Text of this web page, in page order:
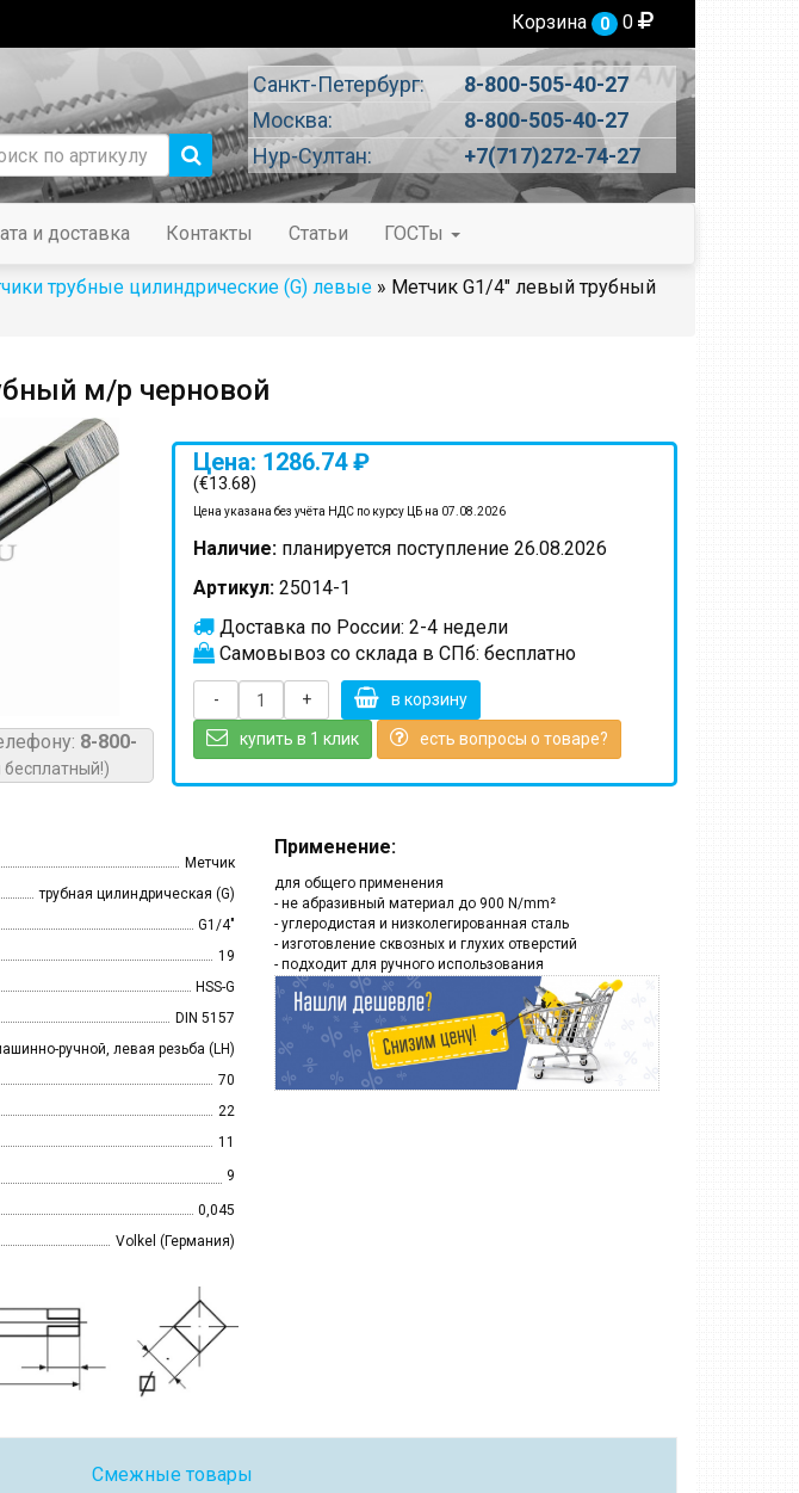
Корзина 0 0
Санкт-Петербург:
8-800-505-40-27
Москва:
8-800-505-40-27
Нур-Султан:
+7(717)272-74-27
и доставка Контакты Статьи ГОСТы
трубные цилиндрические (G) левые » Метчик G1/4" левый трубный
м/р черновой
8-800-
бесплатный!)
Цена: 1286.74 ₽
(€13.68)
Цена указана без учёта НДС по курсу ЦБ на 07.08.2026
Наличие: планируется поступление 26.08.2026
Артикул: 25014-1
Доставка по России: 2-4 недели
Самовывоз со склада в СПб: бесплатно
- + в корзину
купить в 1 клик есть вопросы о товаре?
Метчик
трубная цилиндрическая (G)
G1/4"
19
HSS-G
DIN 5157
ручной, левая резьба (LH)
70
22
11
9
0,045
Volkel (Германия)
Применение:
для общего применения
- не абразивный материал до 900 N/mm²
- углеродистая и низколегированная сталь
- изготовление сквозных и глухих отверстий
- подходит для ручного использования
Смежные товары